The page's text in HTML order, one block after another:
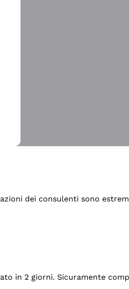
dei consulenti sono
in 2 giorni. Sicuramente